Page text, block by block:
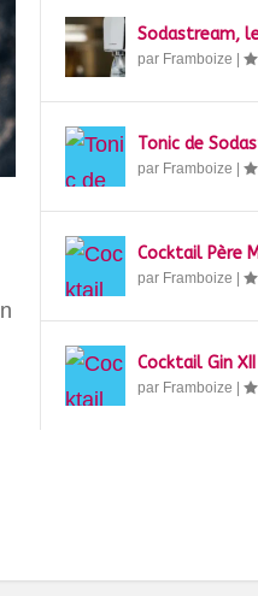
Sodastream,
par Framboize |
Tonic de
par Framboize |
Cocktail Père
par Framboize |
Cocktail Gin
par Framboize |